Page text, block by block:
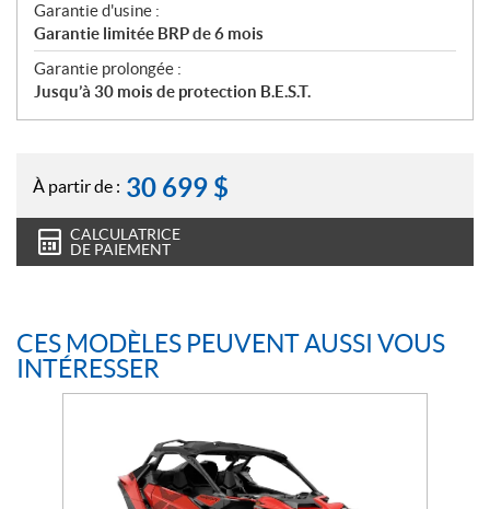
Garantie d'usine :
Garantie limitée BRP de 6 mois
Garantie prolongée :
Jusqu’à 30 mois de protection B.E.S.T.
À partir de : 30 699 $
CALCULATRICE
DE PAIEMENT
CES MODÈLES PEUVENT AUSSI VOUS
INTÉRESSER